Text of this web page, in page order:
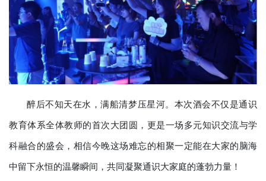
醉后不知天在水，满船清梦压星河。本次酒会不仅是通识
教育体系全体教师的首次大团圆，更是一场多元知识交流与学
科融合的盛会，相信今晚这场难忘的相聚一定能在大家的脑海
中留下永恒的温馨瞬间，共同凝聚通识大家庭的蓬勃力量！